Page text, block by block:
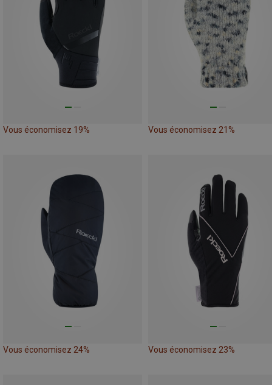
Vous économisez 19% Vous économisez 21%
Vous économisez 24% Vous économisez 23%